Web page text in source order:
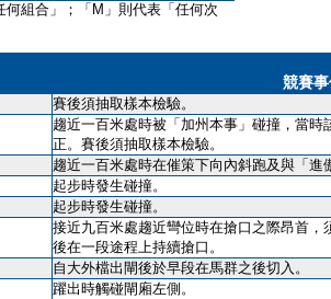
組合」；「M」則代表「任何次
競賽
賽後須抽取樣本檢驗。
趨近一百米處時被「加州本事」碰撞，當
正。賽後須抽取樣本檢驗。
趨近一百米處時在催策下向內斜跑及與「進
起步時發生碰撞。
起步時發生碰撞。
接近九百米處趨近彎位時在搶口之際昂首
後在一段途程上持續搶口。
自大外檔出閘後於早段在馬群之後切入。
躍出時觸碰閘廂左側。